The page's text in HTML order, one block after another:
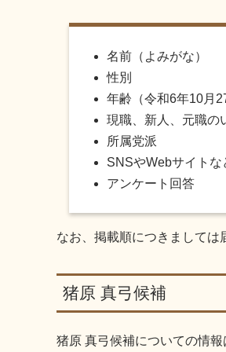
名前（よみがな）
性別
年齢（令和6年10月
現職、新人、元職の
所属党派
SNSやWebサイトな
アンケート回答
なお、掲載順につきましては
猪原 真弓候補
猪原 真弓候補についての情報